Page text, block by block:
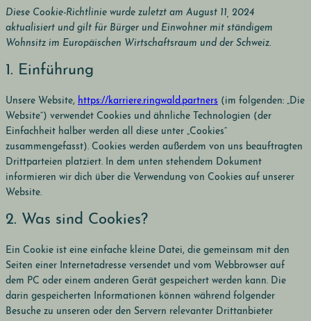
Zum
Inhalt
springen
Diese Cookie-Richtlinie wurde zuletzt am August 11, 2024
aktualisiert und gilt für Bürger und Einwohner mit ständigem
Wohnsitz im Europäischen Wirtschaftsraum und der Schweiz.
1. Einführung
Unsere Website, https://karriere.ringwald.partners (im folgenden: „Die
Website“) verwendet Cookies und ähnliche Technologien (der
Einfachheit halber werden all diese unter „Cookies“
zusammengefasst). Cookies werden außerdem von uns beauftragten
Drittparteien platziert. In dem unten stehendem Dokument
informieren wir dich über die Verwendung von Cookies auf unserer
Website.
2. Was sind Cookies?
Ein Cookie ist eine einfache kleine Datei, die gemeinsam mit den
Seiten einer Internetadresse versendet und vom Webbrowser auf
dem PC oder einem anderen Gerät gespeichert werden kann. Die
darin gespeicherten Informationen können während folgender
Besuche zu unseren oder den Servern relevanter Drittanbieter